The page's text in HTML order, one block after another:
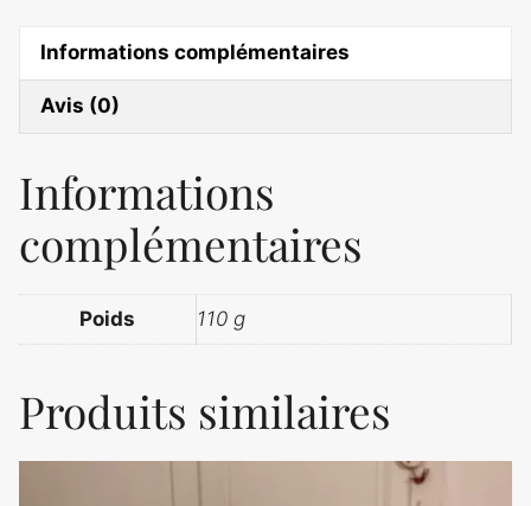
Liberty
Informations complémentaires
Avis (0)
Informations
complémentaires
Poids 110 g
Produits similaires